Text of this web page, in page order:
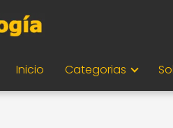
Inicio Categorias